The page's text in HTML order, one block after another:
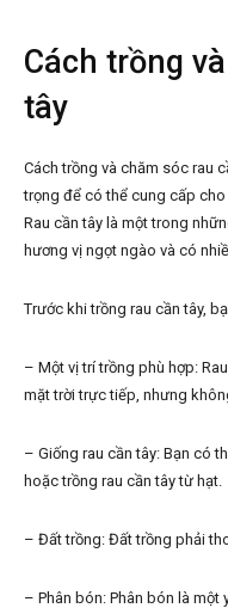
Cách trồng
tây
Cách trồng và chăm sóc rau
trọng để có thể cung cấp
Rau cần tây là một trong
hương vị ngọt ngào và có
Trước khi trồng rau cần tây,
– Một vị trí trồng phù hợp:
mặt trời trực tiếp, nhưng
– Giống rau cần tây: Bạn có
hoặc trồng rau cần tây từ hạt.
– Đất trồng: Đất trồng phải
– Phân bón: Phân bón là